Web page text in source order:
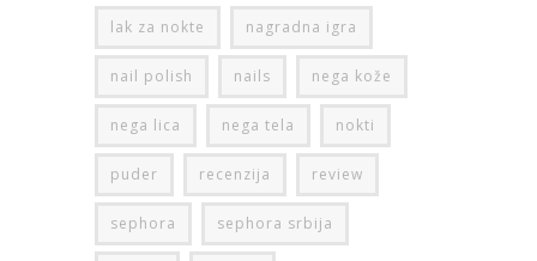
lak za nokte nagradna igra
nail polish nails nega kože
nega lica nega tela nokti
puder recenzija review
sephora sephora srbija